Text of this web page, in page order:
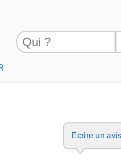
Ecrire un avis